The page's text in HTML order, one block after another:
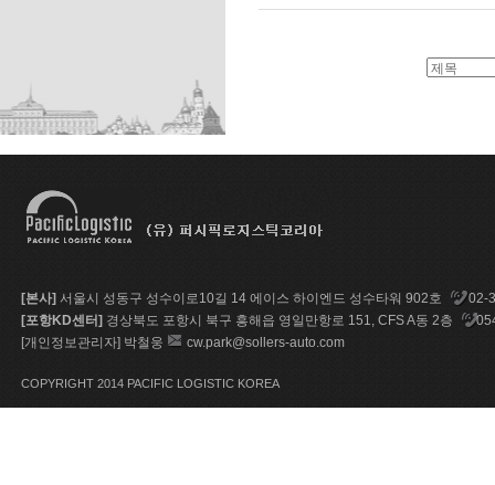
[본사] 서울시 성동구 성수이로10길 14 에이스 하이엔드 성수타워 902호
02-
[포항KD센터] 경상북도 포항시 북구 흥해읍 영일만항로 151, CFS A동 2층
[개인정보관리자] 박철웅
cw.park@sollers-auto.com
COPYRIGHT 2014 PACIFIC LOGISTIC KOREA